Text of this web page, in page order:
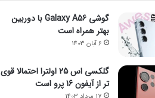
گوشی Galaxy A56 با دوربین
بهتر همراه است
6 آبان 1403
گلکسی اس 25 اولترا احتمالا قوی
تر از آیفون 16 پرو است